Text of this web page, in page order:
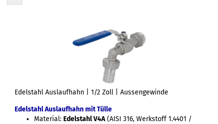
Edelstahl Auslaufhahn | 1/2 Zoll | Aussengewinde
Edelstahl Auslaufhahn mit Tülle
Material: Edelstahl V4A(AISI 316, Werkstoff 1.4401 /